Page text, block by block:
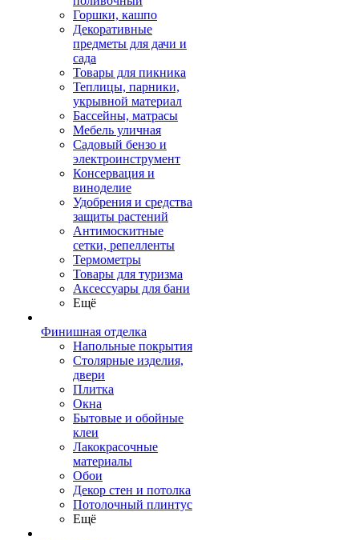
Горшки, кашпо
Декоративные
предметы для дачи и
сада
Товары для пикника
Теплицы, парники,
укрывной материал
Бассейны, матрасы
Мебель уличная
Садовый бензо и
электроинструмент
Консервация и
виноделие
Удобрения и средства
защиты растений
Антимоскитные
сетки, репелленты
Термометры
Товары для туризма
Аксессуары для бани
Ещё
Финишная отделка
Напольные покрытия
Столярные изделия,
двери
Плитка
Окна
Бытовые и обойные
клеи
Лакокрасочные
материалы
Обои
Декор стен и потолка
Потолочный плинтус
Ещё